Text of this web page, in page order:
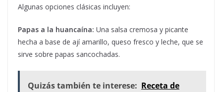
Algunas opciones clásicas incluyen:
Papas a la huancaína: Una salsa cremosa y picante
hecha a base de ají amarillo, queso fresco y leche, que se
sirve sobre papas sancochadas.
Quizás también te interese: Receta de